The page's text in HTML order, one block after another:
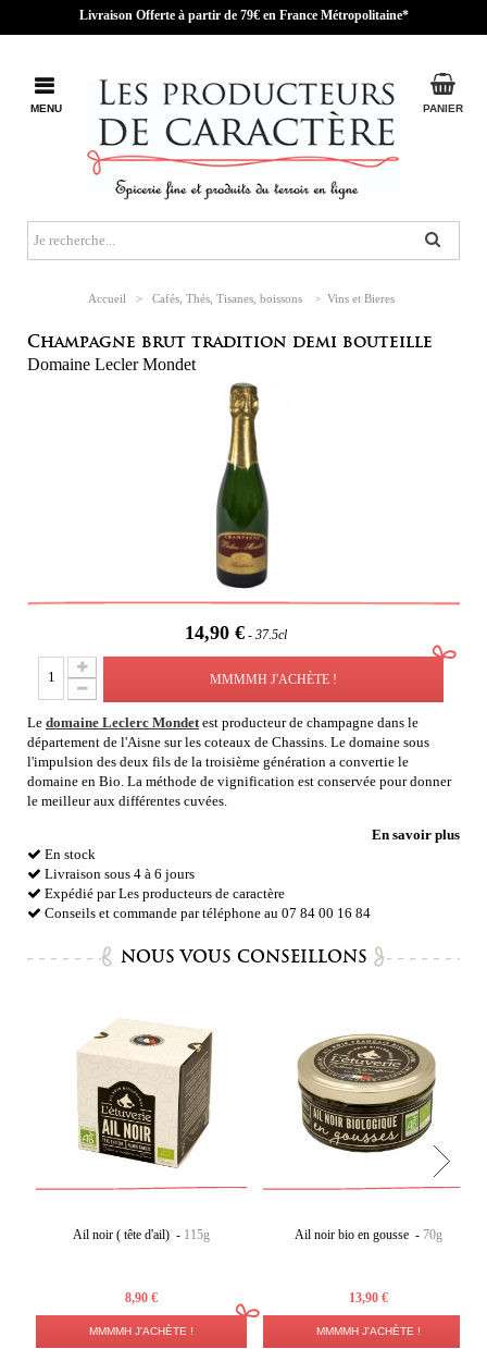
Livraison Offerte à partir de 79€ en France Métropolitaine*
PANIER
MENU
Accueil > Cafés, Thés, Tisanes, boissons > Vins et Bieres
Champagne brut tradition demi bouteille
Domaine Lecler Mondet
14,90 € 37.5cl
MMMMH J'ACHÈTE !
Le domaine Leclerc Mondet est producteur de champagne dans le
département de l'Aisne sur les coteaux de Chassins. Le domaine sous
l'impulsion des deux fils de la troisième génération a convertie le
domaine en Bio. La méthode de vignification est conservée pour donner
le meilleur aux différentes cuvées.
En savoir plus
En stock
Livraison sous 4 à 6 jours
Expédié par Les producteurs de caractère
Conseils et commande par téléphone au 07 84 00 16 84
NOUS VOUS CONSEILLONS
Ail noir ( tête d'ail) - 115g
8,90 €
MMMMH J'ACHÈTE !
Ail noir bio en gousse - 70g
13,90 €
MMMMH J'ACHÈTE !